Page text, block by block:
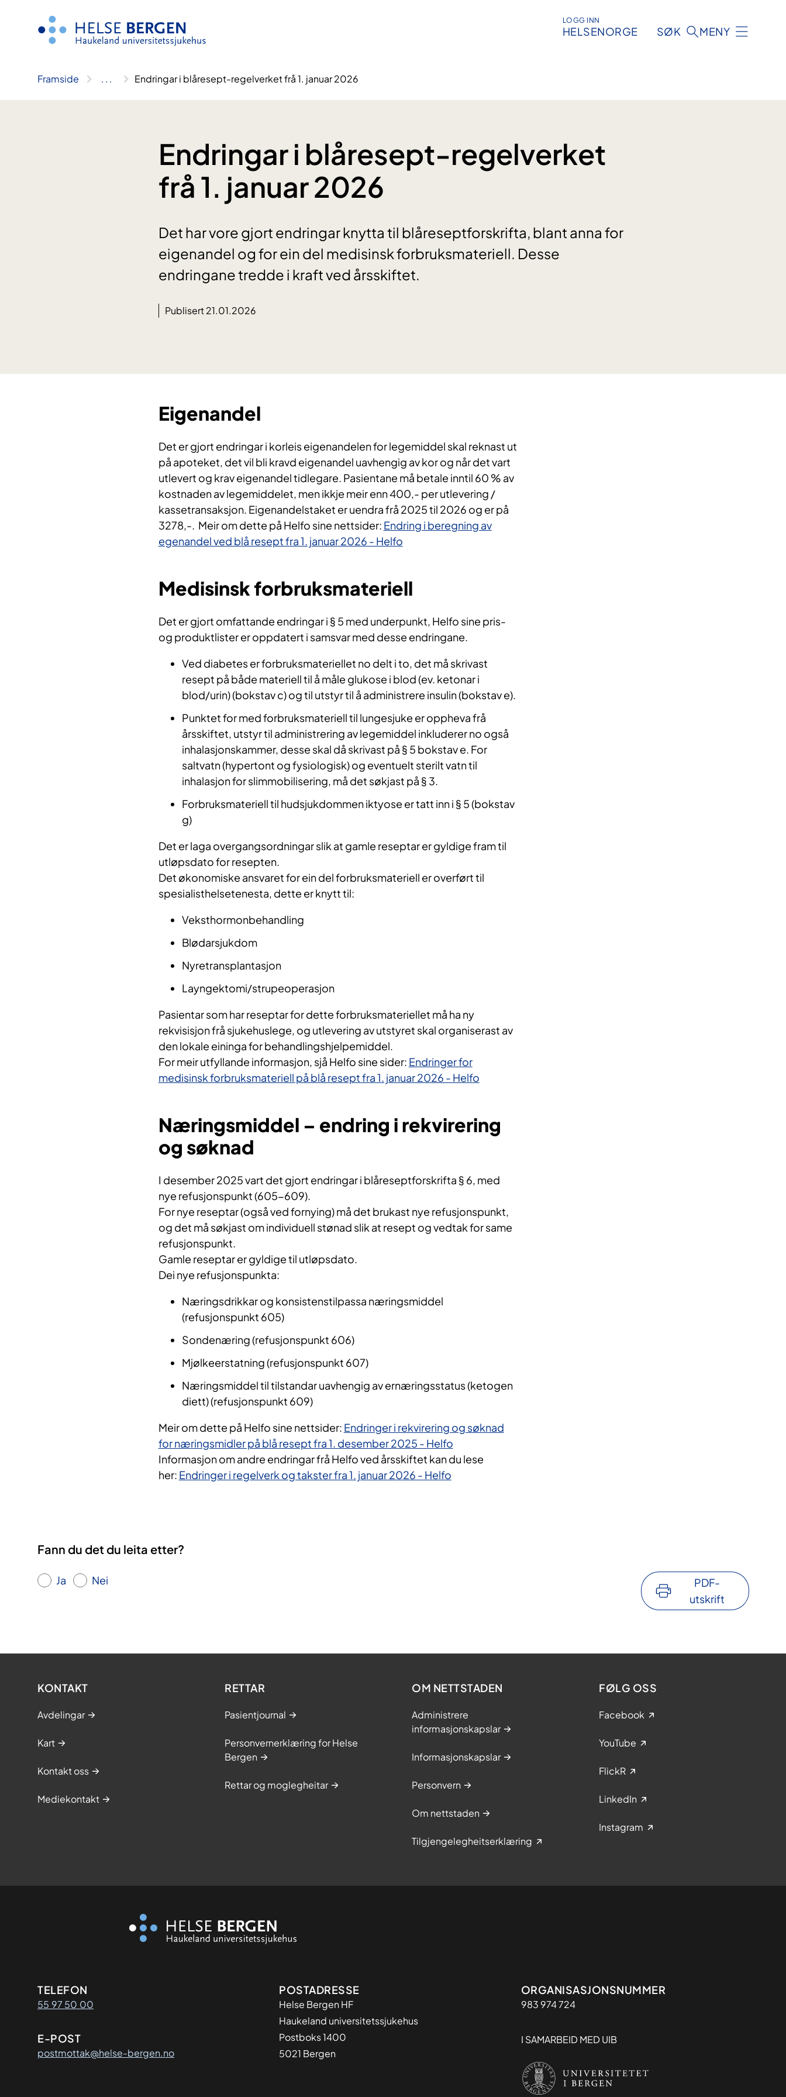
LOGG INN
HELSENORGE SØK MENY
Framside .. . Endringar i blåresept-regelverket frå 1. januar 2026
Endringar i blåresept-regelverket
frå 1. januar 2026
Det har vore gjort endringar knytta til blåreseptforskrifta, blant anna for
eigenandel og for ein del medisinsk forbruksmateriell. Desse
endringane tredde i kraft ved årsskiftet.
Publisert 21.01.2026
Eigenandel
Det er gjort endringar i korleis eigenandelen for legemiddel skal reknast ut
på apoteket, det vil bli kravd eigenandel uavhengig av kor og når det vart
utlevert og krav eigenandel tidlegare. Pasientane må betale inntil 60 % av
kostnaden av legemiddelet, men ikkje meir enn 400,- per utlevering /
kassetransaksjon. Eigenandelstaket er uendra frå 2025 til 2026 og er på
3278,-. Meir om dette på Helfo sine nettsider: Endring i beregning av
egenandel ved blå resept fra 1. januar 2026 - Helfo
Medisinsk forbruksmateriell
Det er gjort omfattande endringar i § 5 med underpunkt, Helfo sine pris-
og produktlister er oppdatert i samsvar med desse endringane.
Ved diabetes er forbruksmateriellet no delt i to, det må skrivast
resept på både materiell til å måle glukose i blod (ev. ketonar i
blod/urin) (bokstav c) og til utstyr til å administrere insulin (bokstav e).
Punktet for med forbruksmateriell til lungesjuke er oppheva frå
årsskiftet, utstyr til administrering av legemiddel inkluderer no også
inhalasjonskammer, desse skal då skrivast på § 5 bokstav e. For
saltvatn (hypertont og fysiologisk) og eventuelt sterilt vatn til
inhalasjon for slimmobilisering, må det søkjast på § 3.
Forbruksmateriell til hudsjukdommen iktyose er tatt inn i § 5 (bokstav
g)
Det er laga overgangsordningar slik at gamle reseptar er gyldige fram til
utløpsdato for resepten.
Det økonomiske ansvaret for ein del forbruksmateriell er overført til
spesialisthelsetenesta, dette er knytt til:
Veksthormonbehandling
Blødarsjukdom
Nyretransplantasjon
Layngektomi/strupeoperasjon
Pasientar som har reseptar for dette forbruksmateriellet må ha ny
rekvisisjon frå sjukehuslege, og utlevering av utstyret skal organiserast av
den lokale eininga for behandlingshjelpemiddel.
For meir utfyllande informasjon, sjå Helfo sine sider: Endringer for
medisinsk forbruksmateriell på blå resept fra 1. januar 2026 - Helfo
Næringsmiddel – endring i rekvirering
og søknad
I desember 2025 vart det gjort endringar i blåreseptforskrifta § 6, med
nye refusjonspunkt (605-609).
For nye reseptar (også ved fornying) må det brukast nye refusjonspunkt,
og det må søkjast om individuell stønad slik at resept og vedtak for same
refusjonspunkt.
Gamle reseptar er gyldige til utløpsdato.
Dei nye refusjonspunkta:
Næringsdrikkar og konsistenstilpassa næringsmiddel
(refusjonspunkt 605)
Sondenæring (refusjonspunkt 606)
Mjølkeerstatning (refusjonspunkt 607)
Næringsmiddel til tilstandar uavhengig av ernæringsstatus (ketogen
diett) (refusjonspunkt 609)
Meir om dette på Helfo sine nettsider: Endringer i rekvirering og søknad
for næringsmidler på blå resept fra 1. desember 2025 - Helfo
Informasjon om andre endringar frå Helfo ved årsskiftet kan du lese
her: Endringer i regelverk og takster fra 1. januar 2026 - Helfo
Fann du det du leita etter?
Ja Nei
PDF-
utskrift
KONTAKT
Avdelingar
Kart
Kontakt oss
Mediekontakt
RETTAR
Pasientjournal
Personvernerklæring for Helse
Bergen
Rettar og moglegheitar
OM NETTSTADEN
Administrere
informasjonskapslar
Informasjonskapslar
Personvern
Om nettstaden
Tilgjengelegheitserklæring
FØLG OSS
Facebook
YouTube
FlickR
LinkedIn
Instagram
Kontaktinformasjon
TELEFON
55 97 50 00
E-POST
postmottak@helse-bergen.no
Adresse
POSTADRESSE
Helse Bergen HF
Haukeland universitetssjukehus
Postboks 1400
5021 Bergen
Organisasjon
ORGANISASJONSNUMMER
983 974 724
I SAMARBEID MED UIB